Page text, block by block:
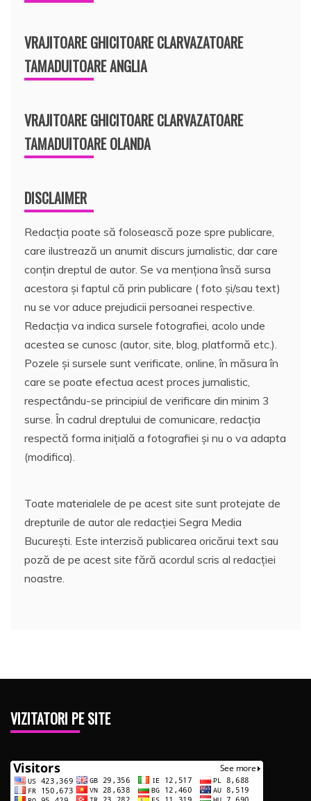
VRAJITOARE GHICITOARE CLARVAZATOARE
TAMADUITOARE ANGLIA
VRAJITOARE GHICITOARE CLARVAZATOARE
TAMADUITOARE OLANDA
DISCLAIMER
Redacția poate să folosească poze spre publicare,
care ilustrează un anumit discurs jurnalistic, dar care
conțin dreptul de autor. Se va menționa însă sursa
acestora și faptul că prin publicare ( foto și/sau text)
nu se vor aduce prejudicii persoanei respective.
Redacția va indica sursele fotografiei, acolo unde
acestea se cunosc (autor, site, blog, platformă etc.).
Pozele și sursele sunt verificate, online, în măsura în
care se poate efectua acest proces jurnalistic,
respectându-se principiul de verificare din minim 3
surse. În cadrul dreptului de comunicare, redacția
respectă forma inițială a fotografiei și nu o va adapta
(modifica).
Toate materialele de pe acest site sunt protejate de
drepturile de autor ale redacției Segra Media
București. Este interzisă publicarea oricărui text sau
poză de pe acest site fără acordul scris al redacției
noastre.
VIZITATORI PE SITE